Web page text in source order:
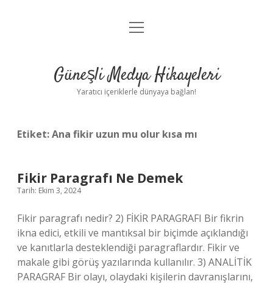
Anasayfa
Yasal Uyarı
menüyü
Güneşli Medya Hikayeleri
Yaratıcı içeriklerle dünyaya bağlan!
Etiket:Ana fikir uzun mu olur kısa mı
Fikir Paragrafı Ne Demek
Tarih: Ekim 3, 2024
Fikir paragrafı nedir? 2) FİKİR PARAGRAFI Bir fikrin
ikna edici, etkili ve mantıksal bir biçimde açıklandığı
ve kanıtlarla desteklendiği paragraflardır. Fikir ve
makale gibi görüş yazılarında kullanılır. 3) ANALİTİK
PARAGRAF Bir olayı, olaydaki kişilerin davranışlarını,